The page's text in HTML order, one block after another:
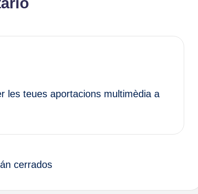
les teues aportacions multimèdia a
cerrados